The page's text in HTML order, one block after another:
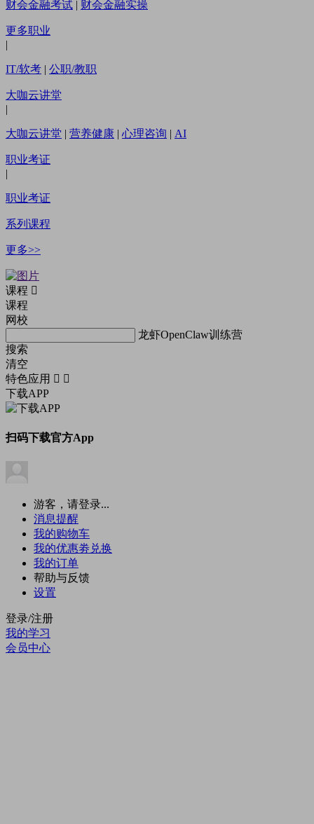
财会金融考试 | 财会金融实操
更多职业
|
IT/软考 | 公职/教职
大咖云讲堂
|
大咖云讲堂 | 营养健康 | 心理咨询 | AI
职业考证
|
职业考证
系列课程
更多>>
课程
课程
网校
龙虾OpenClaw训练营
搜索
清空
特色应用
下载APP
扫码下载官方App
游客，请登录...
消息提醒
我的购物车
我的优惠劵兑换
我的订单
帮助与反馈
设置
登录/注册
我的学习
会员中心